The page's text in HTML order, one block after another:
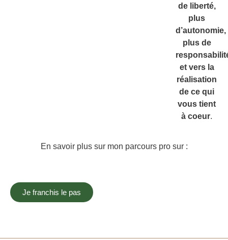
de liberté,
plus
d’autonomie,
plus de
et vers la
réalisation
de ce qui
vous tient
à coeur.
En savoir plus sur mon parcours pro sur :
Je franchis le pas